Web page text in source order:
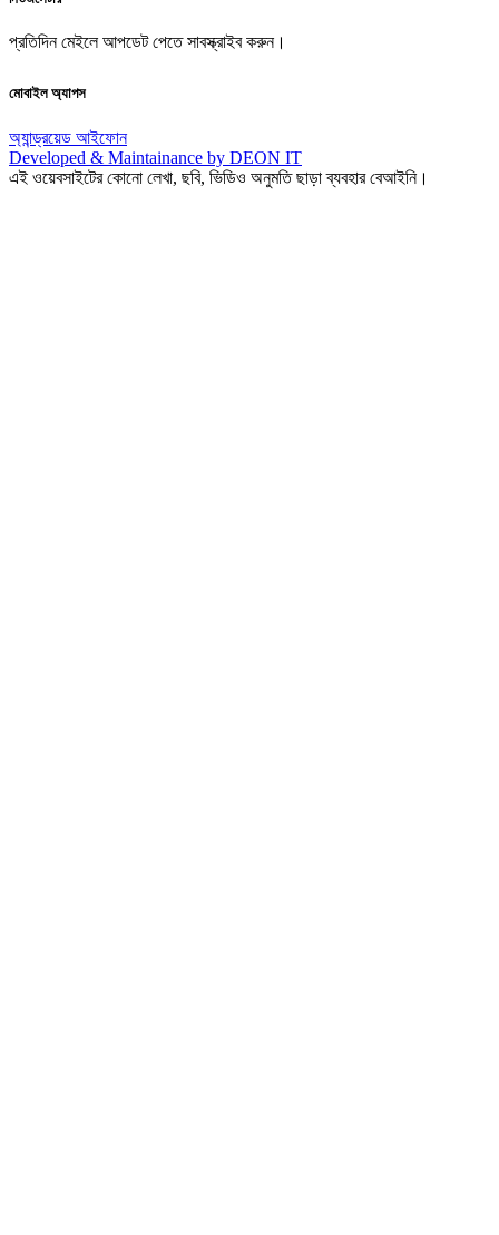
প্রতিদিন মেইলে আপডেট পেতে সাবস্ক্রাইব করুন।
মোবাইল অ্যাপস
অ্যান্ড্রয়েড আইফোন
Developed & Maintainance by DEON IT
এই ওয়েবসাইটের কোনো লেখা, ছবি, ভিডিও অনুমতি ছাড়া ব্যবহার বেআইনি।